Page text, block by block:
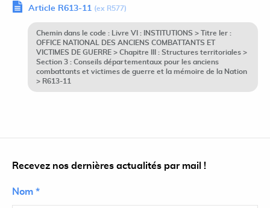
Article R613-11 (ex R577)
Chemin dans le code : Livre VI : INSTITUTIONS > Titre Ier :
OFFICE NATIONAL DES ANCIENS COMBATTANTS ET
VICTIMES DE GUERRE > Chapitre III : Structures territoriales >
Section 3 : Conseils départementaux pour les anciens
combattants et victimes de guerre et la mémoire de la Nation
> R613-11
Recevez nos dernières actualités par mail !
Nom *